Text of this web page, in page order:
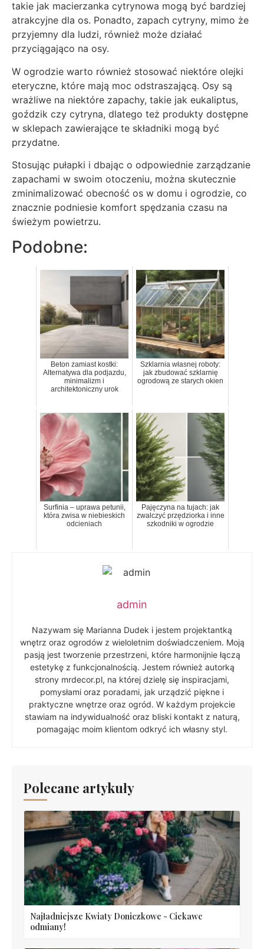
takie jak macierzanka cytrynowa mogą być bardziej
atrakcyjne dla os. Ponadto, zapach cytryny, mimo że
przyjemny dla ludzi, również może działać
przyciągająco na osy.
W ogrodzie warto również stosować niektóre olejki
eteryczne, które mają moc odstraszającą. Osy są
wrażliwe na niektóre zapachy, takie jak eukaliptus,
goździk czy cytryna, dlatego też produkty dostępne
w sklepach zawierające te składniki mogą być
przydatne.
Stosując pułapki i dbając o odpowiednie zarządzanie
zapachami w swoim otoczeniu, można skutecznie
zminimalizować obecność os w domu i ogrodzie, co
znacznie podniesie komfort spędzania czasu na
świeżym powietrzu.
Podobne:
Beton zamiast kostki:
Alternatywa dla podjazdu,
minimalizm i
architektoniczny urok
Szklarnia własnej roboty:
jak zbudować szklarnię
ogrodową ze starych okien
Surfinia – uprawa petunii,
która zwisa w niebieskich
odcieniach
Pajęczyna na tujach: jak
zwalczyć przędziorka i inne
szkodniki w ogrodzie
admin
Nazywam się Marianna Dudek i jestem projektantką
wnętrz oraz ogrodów z wieloletnim doświadczeniem. Moją
pasją jest tworzenie przestrzeni, które harmonijnie łączą
estetykę z funkcjonalnością. Jestem również autorką
strony mrdecor.pl, na której dzielę się inspiracjami,
pomysłami oraz poradami, jak urządzić piękne i
praktyczne wnętrze oraz ogród. W każdym projekcie
stawiam na indywidualność oraz bliski kontakt z naturą,
pomagając moim klientom odkryć ich własny styl.
Polecane artykuły
Najładniejsze Kwiaty Doniczkowe - Ciekawe
odmiany!